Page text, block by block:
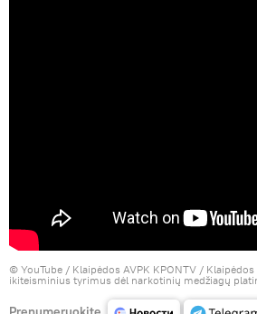
© YouTube / Klaipėdos AVPK KPONTV /
ikiteisminius tyrimus dėl narkotinių medžiagų